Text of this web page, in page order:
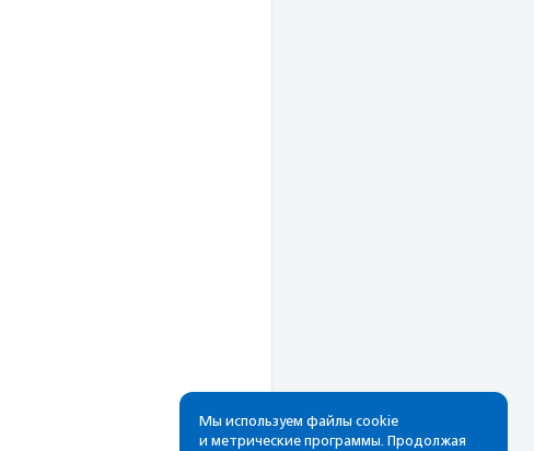
Мы используем файлы cookie
и метрические программы. Продолжая